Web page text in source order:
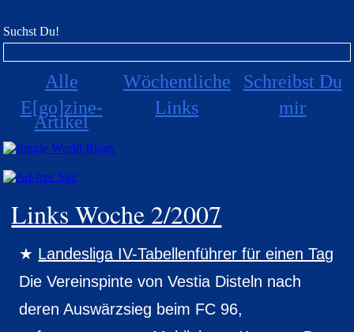
Links Woche 2/2007
Landesliga IV-Tabellenführer für einen Tag
Die Vereinspinte von Vestia Disteln nach
deren Auswärzsieg beim FC 96,
Suchst Du!
Alle
E[go]zine-
Artikel
Wöchentliche
Links
Schreibst Du
mir